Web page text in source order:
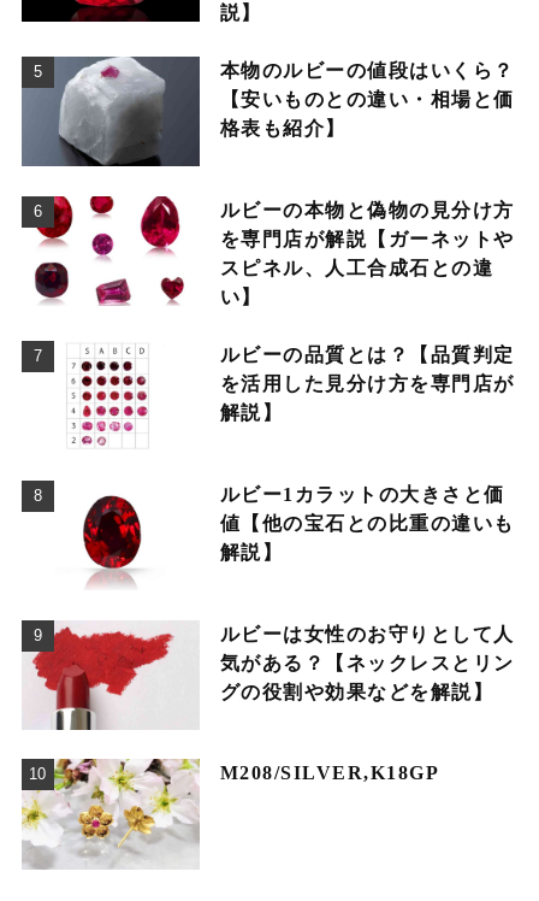
説】
本物のルビーの値段はいくら？
【安いものとの違い・相場と価
格表も紹介】
ルビーの本物と偽物の見分け方
を専門店が解説【ガーネットや
スピネル、人工合成石との違
い】
ルビーの品質とは？【品質判定
を活用した見分け方を専門店が
解説】
ルビー1カラットの大きさと価
値【他の宝石との比重の違いも
解説】
ルビーは女性のお守りとして人
気がある？【ネックレスとリン
グの役割や効果などを解説】
M208/SILVER,K18GP